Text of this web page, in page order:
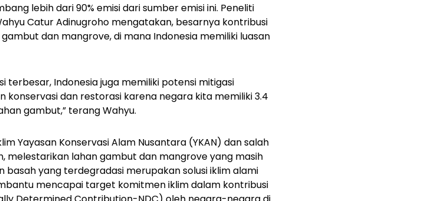
lebih dari 90% emisi dari sumber emisi ini. Peneliti
Catur Adinugroho mengatakan, besarnya kontribusi
dan mangrove, di mana Indonesia memiliki luasan
terbesar, Indonesia juga memiliki potensi mitigasi
dan restorasi karena negara kita memiliki 3.4
gambut,” terang Wahyu.
Yayasan Konservasi Alam Nusantara (YKAN) dan salah
melestarikan lahan gambut dan mangrove yang masih
yang terdegradasi merupakan solusi iklim alami
mencapai target komitmen iklim dalam kontribusi